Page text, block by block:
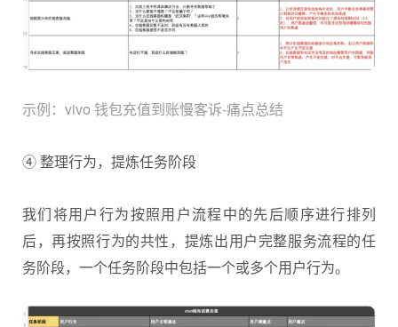
示例：vivo 钱包充值到账慢客诉-痛点总结
④ 整理行为，提炼任务阶段
我们将用户行为按照用户流程中的先后顺序进行排列
后，再按照行为的共性，提炼出用户完整服务流程的任
务阶段，一个任务阶段中包括一个或多个用户行为。